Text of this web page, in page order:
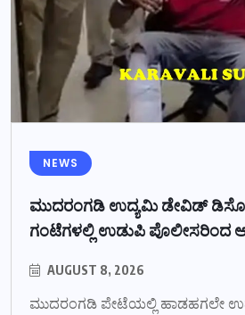
NEWS
ಮುದರಂಗಡಿ ಉದ್ಯಮಿ ಡೇವಿಡ್
ಗಂಟೆಗಳಲ್ಲಿ ಉಡುಪಿ ಪೊಲೀಸರಿಂದ
AUGUST 8, 2026
ಮುದರಂಗಡಿ ಪೇಟೆಯಲ್ಲಿ ಹಾಡಹಗಲೇ